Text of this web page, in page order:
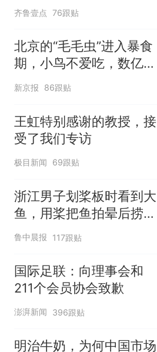
齐鲁壹点 76跟贴
北京的“毛毛虫”进入暴食
期，小鸟不爱吃，数亿头
小蜂迎战
新京报 86跟贴
王虹特别感谢的教授，接
受了我们专访
极目新闻 69跟贴
浙江男子划桨板时看到大
鱼，用桨把鱼拍晕后捞
起；当事人：鱼重7斤6
两，做成红烧辣子鱼块，
味道很好
鲁中晨报 117跟贴
国际足联：向理事会和
211个会员协会致歉
澎湃新闻 396跟贴
明治牛奶，为何中国市场